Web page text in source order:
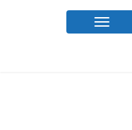
Toggle
navigation